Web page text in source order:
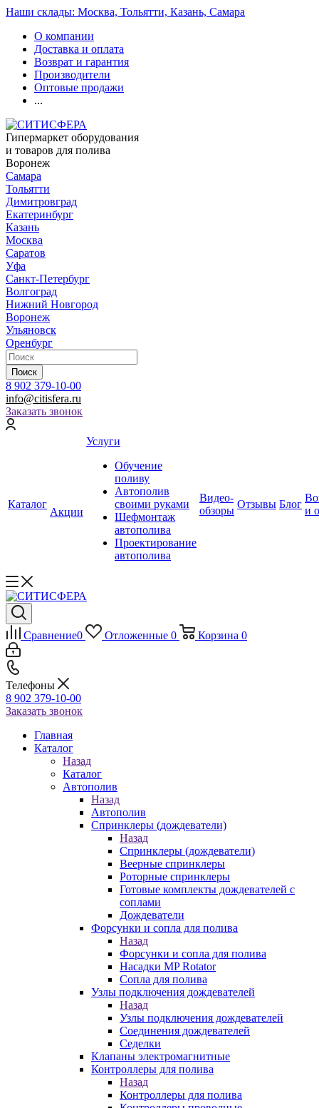
Наши склады: Москва, Тольятти, Казань, Самара
О компании
Доставка и оплата
Возврат и гарантия
Производители
Оптовые продажи
...
Гипермаркет оборудования
и товаров для полива
Воронеж
Самара
Тольятти
Димитровград
Екатеринбург
Казань
Москва
Саратов
Уфа
Санкт-Петербург
Волгоград
Нижний Новгород
Воронеж
Ульяновск
Оренбург
Поиск
8 902 379-10-00
info@citisfera.ru
Заказать звонок
Каталог
Акции
Услуги
Обучение
поливу
Автополив
своими руками
Шефмонтаж
автополива
Проектирование
автополива
Видео-
обзоры
Отзывы Блог
и
Сравнение0 Отложенные 0 Корзина 0
Телефоны
8 902 379-10-00
Заказать звонок
Главная
Каталог
Назад
Каталог
Автополив
Назад
Автополив
Спринклеры (дождеватели)
Назад
Спринклеры (дождеватели)
Веерные спринклеры
Роторные спринклеры
Готовые комплекты дождевателей с
соплами
Дождеватели
Форсунки и сопла для полива
Назад
Форсунки и сопла для полива
Насадки MP Rotator
Сопла для полива
Узлы подключения дождевателей
Назад
Узлы подключения дождевателей
Соединения дождевателей
Седелки
Клапаны электромагнитные
Контроллеры для полива
Назад
Контроллеры для полива